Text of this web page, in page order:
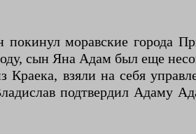
моравские города
сын Яна Адам был еще
взяли на себя
подтвердил Адаму